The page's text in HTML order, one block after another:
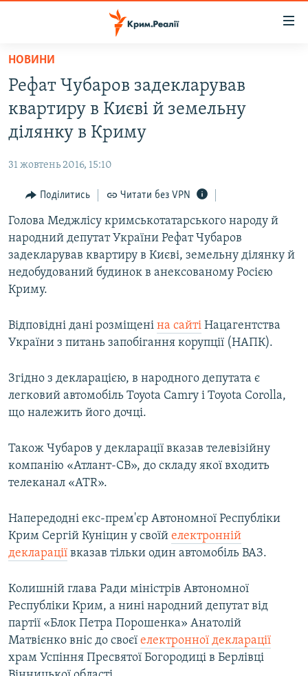
Перейти
основного
матеріалу
Перейти
до
основної
Перейти
пошуку
НОВИНИ
ВОДА.КРИМ
ВІДЕО ТА ФОТО
БЛОГИ
ПОГЛЯД
ІНТЕРВ'Ю
ВСЕ ЗА ДЕНЬ
СПЕЦПРОЕКТИ
ДЕПОРТАЦІЯ
ВІДЕОУРОКИ «ELIFBE»
СВІДЧЕННЯ ОКУПАЦІЇ
ІНФОГРАФІКА
ЯК ОБІЙТИ БЛОКУВАННЯ
Русский
ДОЛУЧАЙСЯ!
Усі сайти RFE/RL
НОВИНИ
Рефат Чубаров задекларував
квартиру в Києві й земельну
ділянку в Криму
31 жовтень 2016, 15:10
Поділитись Читати без VPN
Голова Меджлісу кримськотатарського народу й
народний депутат України Рефат Чубаров
задекларував квартиру в Києві, земельну ділянку й
недобудований будинок в анексованому Росією
Криму.
Відповідні дані розміщені на сайті Нацагентства
України з питань запобігання корупції (НАПК).
Згідно з декларацією, в народного депутата є
легковий автомобіль Toyota Camry і Toyota Corolla,
що належить його дочці.
Також Чубаров у декларації вказав телевізійну
компанію «Атлант-СВ», до складу якої входить
телеканал «АТR».
Напередодні екс-прем'єр Автономної Республіки
Крим Сергій Куніцин у своїй електронній
декларації вказав тільки один автомобіль ВАЗ.
Колишній глава Ради міністрів Автономної
Республіки Крим, а нині народний депутат від
партії «Блок Петра Порошенка» Анатолій
Матвієнко вніс до своєї електронної декларації
храм Успіння Пресвятої Богородиці в Берлівці